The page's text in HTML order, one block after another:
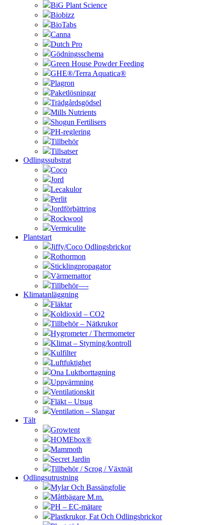
BiG Plant Science
Biobizz
BioTabs
Canna
Dutch Pro
Gödningsschema
Green House Powder Feeding
GHE®/Terra Aquatica®
Plagron
Paketlösningar
Trädgårdsgödsel
Mills Nutrients
Shogun Fertilisers
PH-reglering
Tillbehör
Tillsatser
Odlingssubstrat
Coco
Jord
Lecakulor
Perlit
Jordförbättring
Rockwool
Vermiculite
Plantstart
Jiffy/Coco Odlingsbrickor
Rothormon
Sticklingpropagator
Värmemattor
Tillbehör—-
Klimatanläggning
Fläktar
Koldioxid – CO2
Tillbehör – Nätkrukor
Hygrometer / Thermometer
Klimat – Styrning/kontroll
Kulfilter
Luftfuktighet
Ona Luktborttagning
Uppvärmning
Ventilationskit
Fläkt – Utsug
Ventilation – Slangar
Tält
Growtent
HOMEbox®
Mammoth
Secret Jardin
Tillbehör / Scrog / Växtnät
Odlingsutrustning
Mylar Och Bassängfolie
Måttbägare M.m.
PH – EC-mätare
Plastkrukor, Fat Och Odlingsbrickor